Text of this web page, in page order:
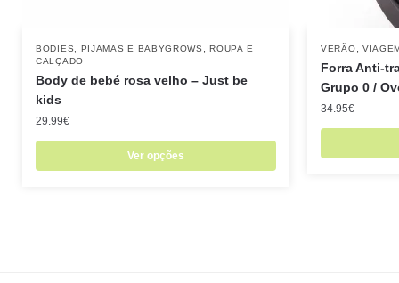
BODIES, PIJAMAS E BABYGROWS ,ROUPA E
CALÇADO
Body de bebé rosa velho – Just be
kids
29.99€
Ver opções
VERÃO
Forra Anti-
Grupo 0 /
34.95€